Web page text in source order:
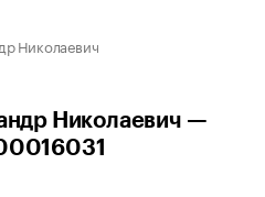
Николаевич
Николаевич —